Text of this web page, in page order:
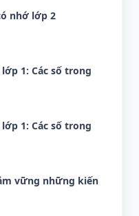
nhớ lớp 2
1: Các số trong
1: Các số trong
vững những kiến